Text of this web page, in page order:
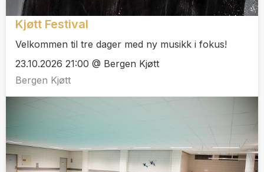
Kjøtt Festival
Velkommen til tre dager med ny musikk i fokus!
23.10.2026 21:00 @ Bergen Kjøtt
Bergen Kjøtt